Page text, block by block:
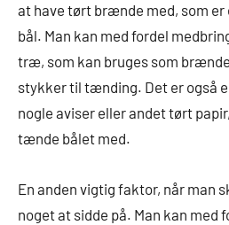
at have tørt brænde med, som
bål. Man kan med fordel
træ, som kan bruges som
stykker til tænding. Det er også
nogle aviser eller andet tørt
tænde bålet med.
En anden vigtig faktor, når man
noget at sidde på. Man kan med